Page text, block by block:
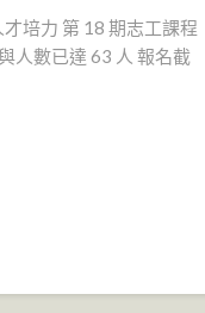
培力 第 18 期志工課程
人數已達 63 人 報名截